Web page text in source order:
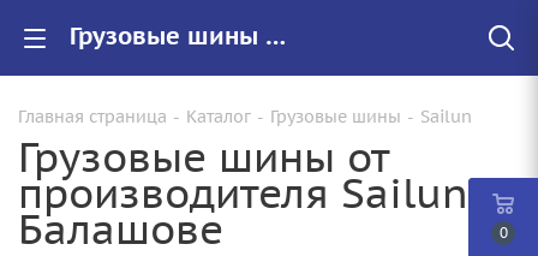
Грузовые шины Sailun купить в Балашове, цены на резину Sailun для грузовиков
Главная страница - Каталог - Грузовые шины - Sailun
Грузовые шины от
производителя Sailun в
Балашове 0